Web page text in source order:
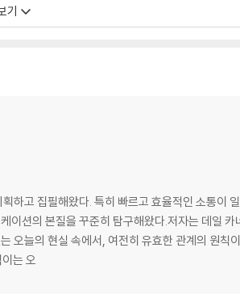
기
하고 집필해왔다. 특히 빠르고 효율적인 소통이
션의 본질을 꾸준히 탐구해왔다.저자는 데일 카
오늘의 현실 속에서, 여전히 유효한 관계의 원칙
는 오